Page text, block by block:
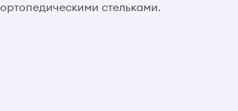
стельками.